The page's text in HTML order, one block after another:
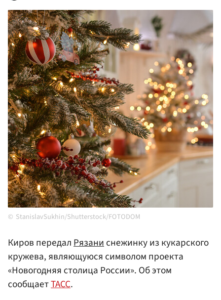
StanislavSukhin/Shutterstock/FOTODOM
Киров передалРязаниснежинку из кукарского
кружева, являющуюся символом проекта
«Новогодняя столица России». Об этом
сообщаетТАСС.